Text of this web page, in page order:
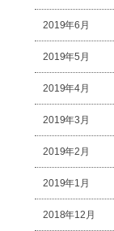
2019年6月
2019年5月
2019年4月
2019年3月
2019年2月
2019年1月
2018年12月